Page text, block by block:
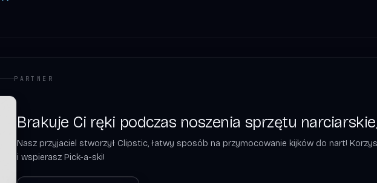
PARTNER
Brakuje Ci ręki podczas noszenia sprzętu
Nasz przyjaciel stworzył Clipstic, łatwy sposób na przymocowanie kijków do nart!
i wspierasz Pick-a-ski!